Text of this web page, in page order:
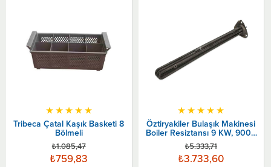
Tribeca Çatal Kaşık Basketi 8
Bölmeli
★★★★★
₺759,83
₺1.085,47
Öztiryakiler Bulaşık Makinesi
Boiler Resiztansı 9 KW, 9000
watt
★★★★★
₺3.733,60
₺5.333,71